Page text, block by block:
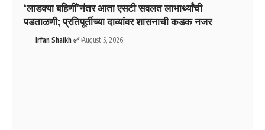
‘लाडक्या बहिणीं’नंतर आता एसटी सवलत लाभार्थ्यांची
पडताळणी; प्रतिपूर्तीच्या दाव्यांवर शासनाची कडक नजर
Irfan Shaikh ✅ August 5, 2026